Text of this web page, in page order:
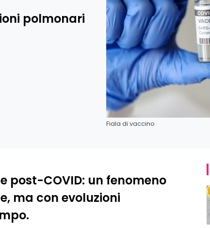
polmonari
Fiala di vaccino
post-COVID: un fenomeno
ma con evoluzioni